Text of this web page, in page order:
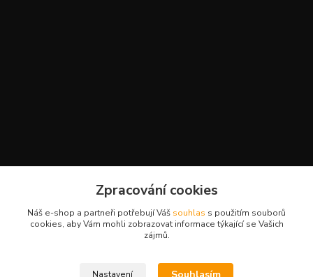
+420 777 959 094
(Po-Pá, 8-16 hod.)
Zpracování cookies
Náš e-shop a partneři potřebují Váš souhlas s použitím souborů
cookies, aby Vám mohli zobrazovat informace týkající se Vašich
zájmů.
Nastavení